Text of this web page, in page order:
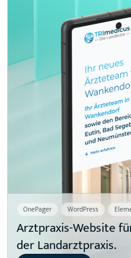
OnePager WordPress
Arztpraxis-Website
der Landarztpraxis.